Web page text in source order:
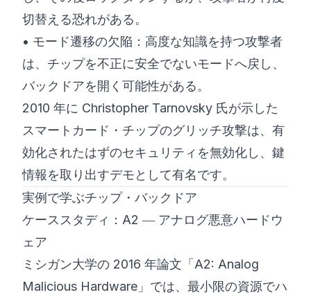
切替える恐れがある。
• モード遷移の欠陥：高度な知識を持つ攻撃者
は、チップを不正に安全でないモードへ戻し、
バックドアを開く可能性がある。
2010 年に Christopher Tarnovsky 氏が示した
スマートカード・チップのグリッチ攻撃は、有
効化されたはずのセキュリティを無効化し、鍵
情報を取り出すデモとして有名です。
実例で学ぶチップ・バックドア
ケーススタディ：A2 ― アナログ悪意ハードウ
ェア
ミシガン大学の 2016 年論文「A2: Analog
Malicious Hardware」では、最小限の資源でハ